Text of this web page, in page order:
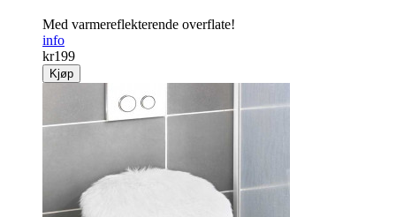
Med varme­reflekterende overflate!
info
kr199
Kjøp